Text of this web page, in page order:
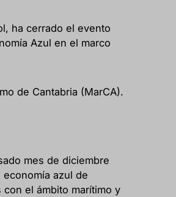
ha cerrado el evento
Azul en el marco
de Cantabria (MarCA).
mes de diciembre
azul de
el ámbito marítimo y